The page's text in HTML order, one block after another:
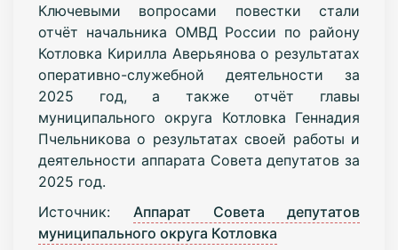
Ключевыми вопросами повестки стали
отчёт начальника ОМВД России по району
Котловка Кирилла Аверьянова о результатах
оперативно-служебной деятельности за
2025 год, а также отчёт главы
муниципального округа Котловка Геннадия
Пчельникова о результатах своей работы и
деятельности аппарата Совета депутатов за
2025 год.
Источник: Аппарат Совета депутатов
муниципального округа Котловка